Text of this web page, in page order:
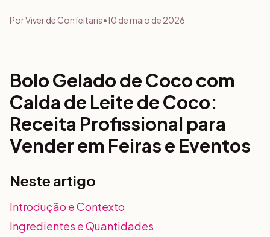
PorViver de Confeitaria•10 de maio de 2026
Bolo Gelado de Coco com
Calda de Leite de Coco:
Receita Profissional para
Vender em Feiras e Eventos
Neste artigo
Introdução e Contexto
Ingredientes e Quantidades